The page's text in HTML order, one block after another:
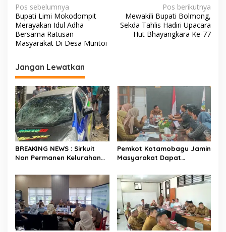
N
a
v
i
g
a
s
i
p
o
s
Pos sebelumnya
Bupati Limi Mokodompit
Merayakan Idul Adha
Bersama Ratusan
Masyarakat Di Desa Muntoi
Pos berikutnya
Mewakili Bupati Bolmong,
Sekda Tahlis Hadiri Upacara
Hut Bhayangkara Ke-77
Jangan Lewatkan
BREAKING NEWS : Sirkuit
Non Permanen Kelurahan
Peserta Hilang Kendali
Tabrak Penonton
Pemkot Kotamobagu Jamin
Masyarakat Dapat